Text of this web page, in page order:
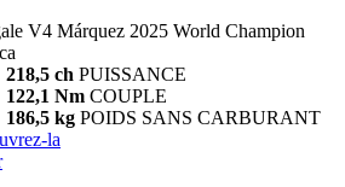
V4 Márquez 2025 World Champion
218,5 ch PUISSANCE
122,1 Nm COUPLE
186,5 kg POIDS SANS CARBURANT
la